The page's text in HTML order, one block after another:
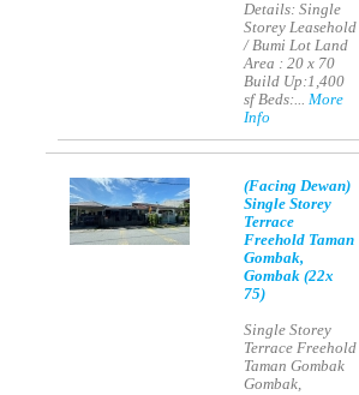
Details: Single
Storey Leasehold
/ Bumi Lot Land
Area : 20 x 70
Build Up:1,400
sf Beds:...More
Info
(Facing Dewan)
Single Storey
Terrace
Freehold Taman
Gombak,
Gombak (22x
75)
Single Storey
Terrace Freehold
Taman Gombak
Gombak,